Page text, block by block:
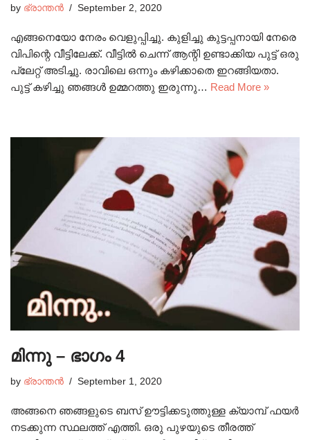
by ഭ്രാന്തൻ September 2, 2020
എങ്ങനെയോ നേരം വെളുപ്പിച്ചു. കുളിച്ചു കുട്ടപ്പനായി നേരെ
വിപിന്റെ വീട്ടിലേക്ക്. വീട്ടിൽ ചെന്ന് ആന്റി ഉണ്ടാക്കിയ പുട്ട് ഒരു
പ്ലേറ്റ് അടിച്ചു. രാവിലെ ഒന്നും കഴിക്കാതെ ഇറങ്ങിയതാ.
പുട്ട് കഴിച്ചു ഞങ്ങൾ ഉമ്മറത്തു ഇരുന്നു… Read More »
മിന്നു – ഭാഗം 4
by ഭ്രാന്തൻ September 1, 2020
അങ്ങനെ ഞങ്ങളുടെ ബസ് ഊട്ടിക്കടുത്തുള്ള ക്യാമ്പ് ഫയർ
നടക്കുന്ന സ്ഥലത്ത് എത്തി. ഒരു പുഴയുടെ തീരത്ത്